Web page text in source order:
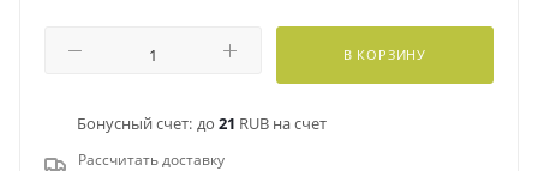
В КОРЗИНУ
Бонусный счет: до 21 RUB на счет
Рассчитать доставку